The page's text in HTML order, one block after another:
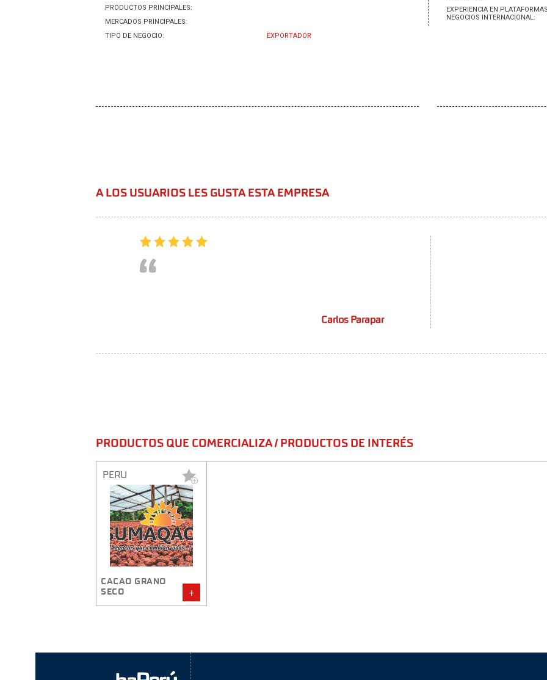
PRODUCTOS PRINCIPALES:
MERCADOS PRINCIPALES:
TIPO DE NEGOCIO:
EXPORTADOR
EXPERIENCIA EN
NEGOCIOS INTERNACIONAL:
A LOS USUARIOS LES GUSTA ESTA EMPRESA
Carlos Parapar
PRODUCTOS QUE COMERCIALIZA / PRODUCTOS DE INTERÉS
PERU
CACAO GRANO
SECO